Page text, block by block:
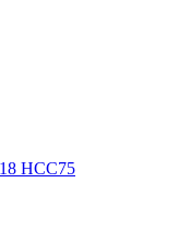
HCC75